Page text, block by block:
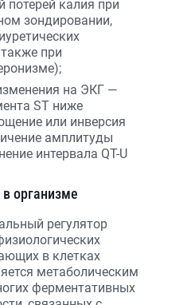
потерей калия при
зондировании,
при
на ЭКГ —
ST ниже
или инверсия
амплитуды
интервала QT-U
организме
регулятор
в клетках
метаболическим
ферментативных